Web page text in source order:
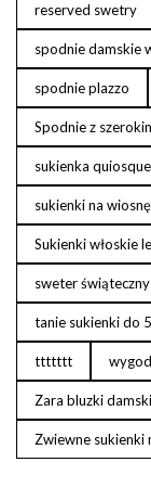
reserved swetry
spodnie damskie
spodnie plazzo
Spodnie z
sukienka quiosque
sukienki na wiosnę
Sukienki włoskie
sweter świąteczny
tanie sukienki do
ttttttt
Zara bluzki
Zwiewne sukienki